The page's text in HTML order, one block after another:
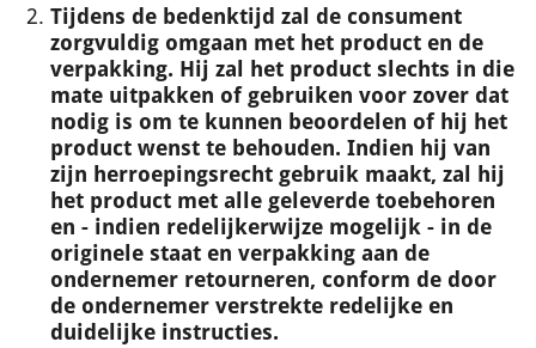
Tijdens de bedenktijd zal de consument
zorgvuldig omgaan met het product en de
verpakking. Hij zal het product slechts in die
mate uitpakken of gebruiken voor zover dat
nodig is om te kunnen beoordelen of hij het
product wenst te behouden. Indien hij van
zijn herroepingsrecht gebruik maakt, zal hij
het product met alle geleverde toebehoren
en - indien redelijkerwijze mogelijk - in de
originele staat en verpakking aan de
ondernemer retourneren, conform de door
de ondernemer verstrekte redelijke en
duidelijke instructies.